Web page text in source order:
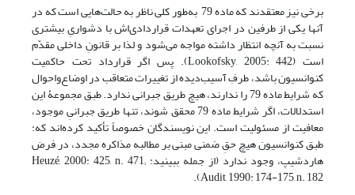
برخی نیز معتقدند که ماده 79 به‌طور کلی ناظر به حالت‌هایی است که در
آنها یکی از طرفین در اجرای تعهدات قراردادی‌اش با دشواریِ بیشتری
نسبت به آنچه انتظار داشته مواجه می‌شود و لذا بر قانونِ داخلی مقدّم
است (Lookofsky, 2005: 442). پس اگر قرارداد تحت حاکمیت
کنوانسیون باشد، طرفِ آسیب‌دیده از تغییرات متعاقب در اوضاع‌واحوال
که شرایط ماده 79 را ندارند، هیچ طریق جبرانی ندارد. طبق مجموعۀ این
استدلالات، اگر شرایط ماده 79 محقق شوند، تنها طریق جبرانیِ موجود،
معافیت از مسئولیت است. این نویسندگان خصوصاً تأکید کرده‌اند که:
طبق کنوانسیون هیچ حقِ ضمنی مبنی بر مطالبه مذاکره مجدد، در فرض
هاردشیپ، وجود ندارد (از جمله ببینید: Heuzé, 2000: 425, n. 471;
Audit, 1990: 174-175, n. 182).